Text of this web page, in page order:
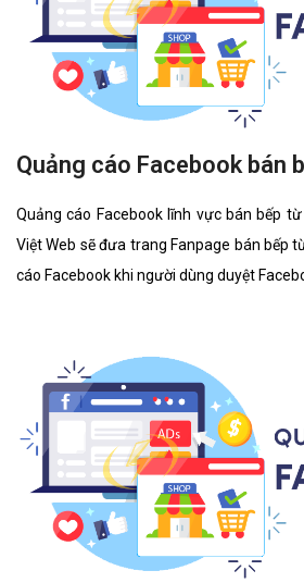
Quảng cáo Facebook bán
Quảng cáo Facebook lĩnh vực bán bếp
Việt Web sẽ đưa trang Fanpage bán bếp
cáo Facebook khi người dùng duyệt